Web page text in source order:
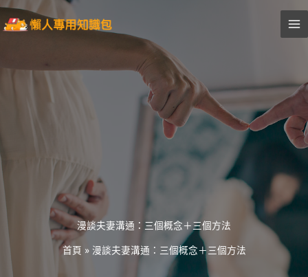
跳
至
漫談夫妻溝通：三個概念＋三個方法
首頁 » 漫談夫妻溝通：三個概念＋三個方法